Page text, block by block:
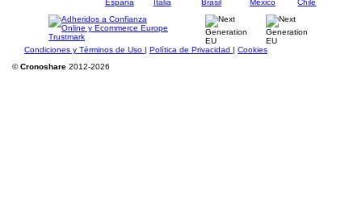
Condiciones y Términos de Uso | Política de Privacidad | Cookies
©Cronoshare 2012-2026